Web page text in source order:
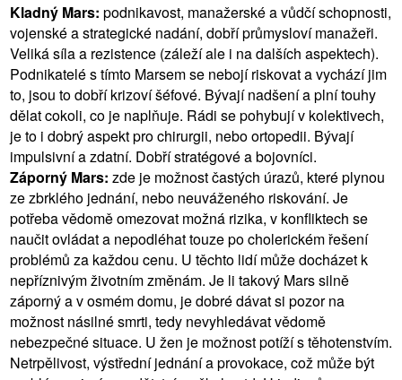
Kladný Mars: podnikavost, manažerské a vůdčí schopnosti,
vojenské a strategické nadání, dobří průmysloví manažeři.
Veliká síla a rezistence (záleží ale i na dalších aspektech).
Podnikatelé s tímto Marsem se nebojí riskovat a vychází jim
to, jsou to dobří krizoví šéfové. Bývají nadšení a plní touhy
dělat cokoli, co je naplňuje. Rádi se pohybují v kolektivech,
je to i dobrý aspekt pro chirurgii, nebo ortopedii. Bývají
impulsivní a zdatní. Dobří stratégové a bojovníci.
Záporný Mars: zde je možnost častých úrazů, které plynou
ze zbrklého jednání, nebo neuváženého riskování. Je
potřeba vědomě omezovat možná rizika, v konfliktech se
naučit ovládat a nepodléhat touze po cholerickém řešení
problémů za každou cenu. U těchto lidí může docházet k
nepříznivým životním změnám. Je li takový Mars silně
záporný a v osmém domu, je dobré dávat si pozor na
možnost násilné smrti, tedy nevyhledávat vědomě
nebezpečné situace. U žen je možnost potíží s těhotenstvím.
Netrpělivost, výstřední jednání a provokace, což může být